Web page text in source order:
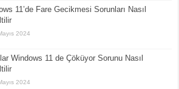
11’de Fare Gecikmesi Sorunları Nasıl
2024
Windows 11 de Çöküyor Sorunu Nasıl
2024